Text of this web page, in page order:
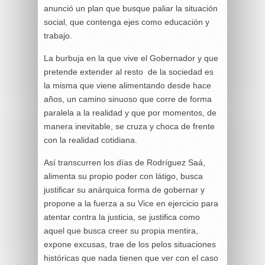
anunció un plan que busque paliar la situación
social, que contenga ejes como educación y
trabajo.
La burbuja en la que vive el Gobernador y que
pretende extender al resto de la sociedad es
la misma que viene alimentando desde hace
años, un camino sinuoso que corre de forma
paralela a la realidad y que por momentos, de
manera inevitable, se cruza y choca de frente
con la realidad cotidiana.
Así transcurren los días de Rodríguez Saá,
alimenta su propio poder con látigo, busca
justificar su anárquica forma de gobernar y
propone a la fuerza a su Vice en ejercicio para
atentar contra la justicia, se justifica como
aquel que busca creer su propia mentira,
expone excusas, trae de los pelos situaciones
históricas que nada tienen que ver con el caso